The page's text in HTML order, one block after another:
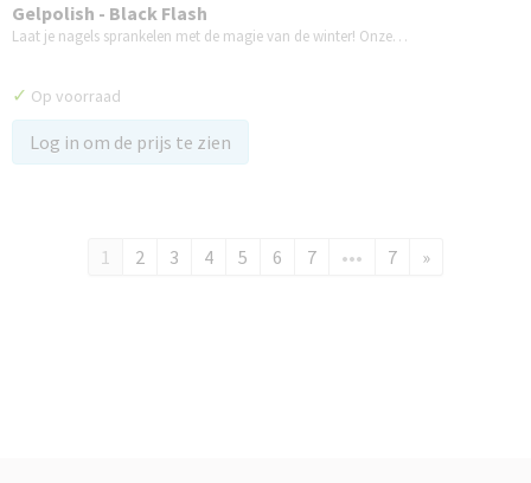
Gelpolish - Black Flash
Laat je nagels sprankelen met de magie van de winter! Onze…
✓ Op voorraad
Log in om de prijs te zien
1 2 3 4 5 6 7 ••• 7 »